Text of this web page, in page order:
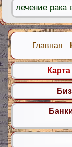
Главная
лечение рака